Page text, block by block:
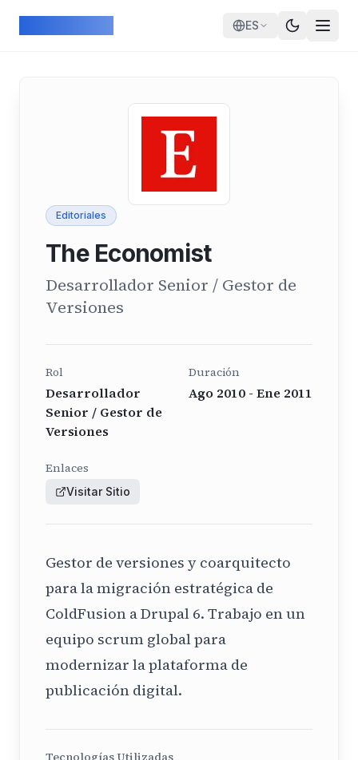
ES
Editoriales
The Economist
Desarrollador Senior / Gestor de
Versiones
Rol
Desarrollador
Senior / Gestor de
Versiones
Duración
Ago 2010 - Ene 2011
Enlaces
Visitar Sitio
Gestor de versiones y coarquitecto
para la migración estratégica de
ColdFusion a Drupal 6. Trabajo en un
equipo scrum global para
modernizar la plataforma de
publicación digital.
Tecnologías Utilizadas